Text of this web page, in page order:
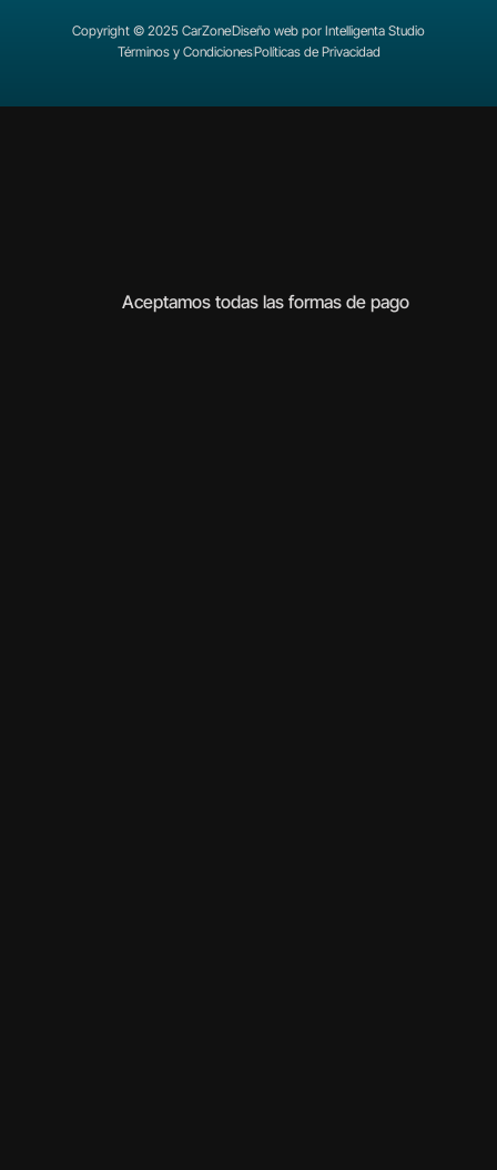
Aceptamos todas las formas de pago
Copyright © 2025 CarZoneDiseño web por Intelligenta Studio
Términos y CondicionesPolíticas de Privacidad